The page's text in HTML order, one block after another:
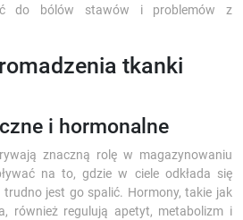
do bólów stawów i problemów z
tkanki
i hormonalne
znaczną rolę w magazynowaniu
na to, gdzie w ciele odkłada się
trudno jest go spalić. Hormony, takie jak
również regulują apetyt, metabolizm i